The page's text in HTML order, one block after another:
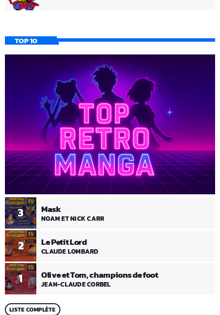
TOP 10
1 Olive et Tom, champions de foot
JEAN-CLAUDE CORBEL
2 Le Petit Lord
CLAUDE LOMBARD
3 Mask
NOAM ET NICK CARR
LISTE COMPLÈTE